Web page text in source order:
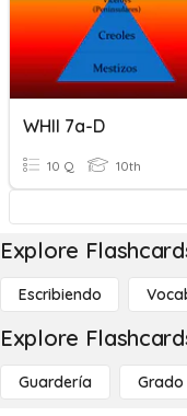
WHII 7a-D
10 Q 10th
Explore
Escribiendo
Explore
Guardería Grado